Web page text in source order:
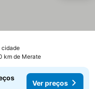
cidadeVer preços
km de Merate
Ver preços